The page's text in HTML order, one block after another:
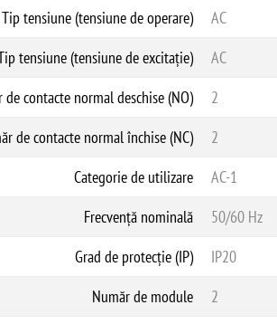
Tip tensiune (tensiune de operare)
AC
tensiune (tensiune de excitație)
AC
de contacte normal deschise (NO)
2
de contacte normal închise (NC)
2
Categorie de utilizare
AC-1
Frecvență nominală
50/60 Hz
Grad de protecție (IP)
IP20
Număr de module
2